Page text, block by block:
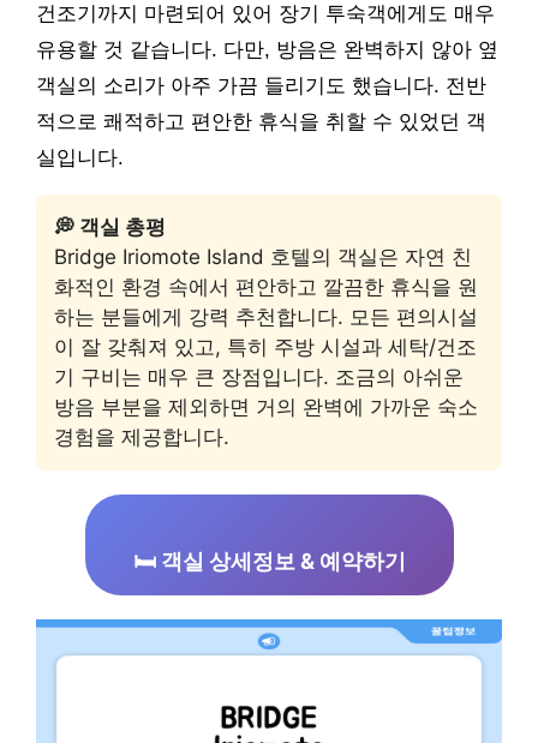
건조기까지 마련되어 있어 장기 투숙객에게도 매우
유용할 것 같습니다. 다만, 방음은 완벽하지 않아 옆
객실의 소리가 아주 가끔 들리기도 했습니다. 전반
적으로 쾌적하고 편안한 휴식을 취할 수 있었던 객
실입니다.
💭 객실 총평
Bridge Iriomote Island 호텔의 객실은 자연 친
화적인 환경 속에서 편안하고 깔끔한 휴식을 원
하는 분들에게 강력 추천합니다. 모든 편의시설
이 잘 갖춰져 있고, 특히 주방 시설과 세탁/건조
기 구비는 매우 큰 장점입니다. 조금의 아쉬운
방음 부분을 제외하면 거의 완벽에 가까운 숙소
경험을 제공합니다.
🛏️ 객실 상세정보 & 예약하기